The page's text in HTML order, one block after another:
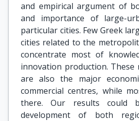
and empirical argument of
and importance of large-
particular cities. Few Greek
cities related to the
concentrate most of
innovation production. These
are also the major
commercial centres, while
there. Our results could
development of both